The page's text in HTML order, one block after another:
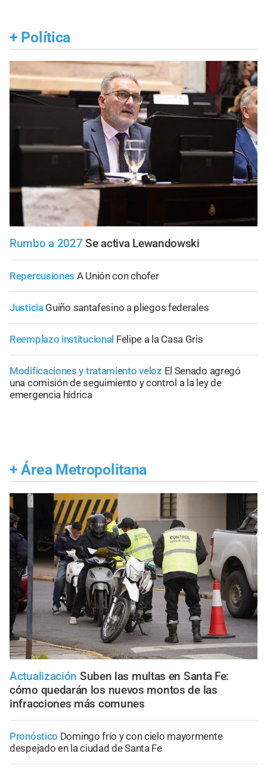
+ Política
Rumbo a 2027 Se activa Lewandowski
Repercusiones A Unión con chofer
Justicia Guiño santafesino a pliegos federales
Reemplazo institucional Felipe a la Casa Gris
Modificaciones y tratamiento veloz El Senado agregó
una comisión de seguimiento y control a la ley de
emergencia hídrica
+ Área Metropolitana
Actualización Suben las multas en Santa Fe:
cómo quedarán los nuevos montos de las
infracciones más comunes
Pronóstico Domingo frío y con cielo mayormente
despejado en la ciudad de Santa Fe